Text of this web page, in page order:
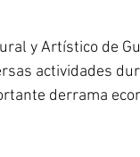
y Artístico de
actividades
derrama